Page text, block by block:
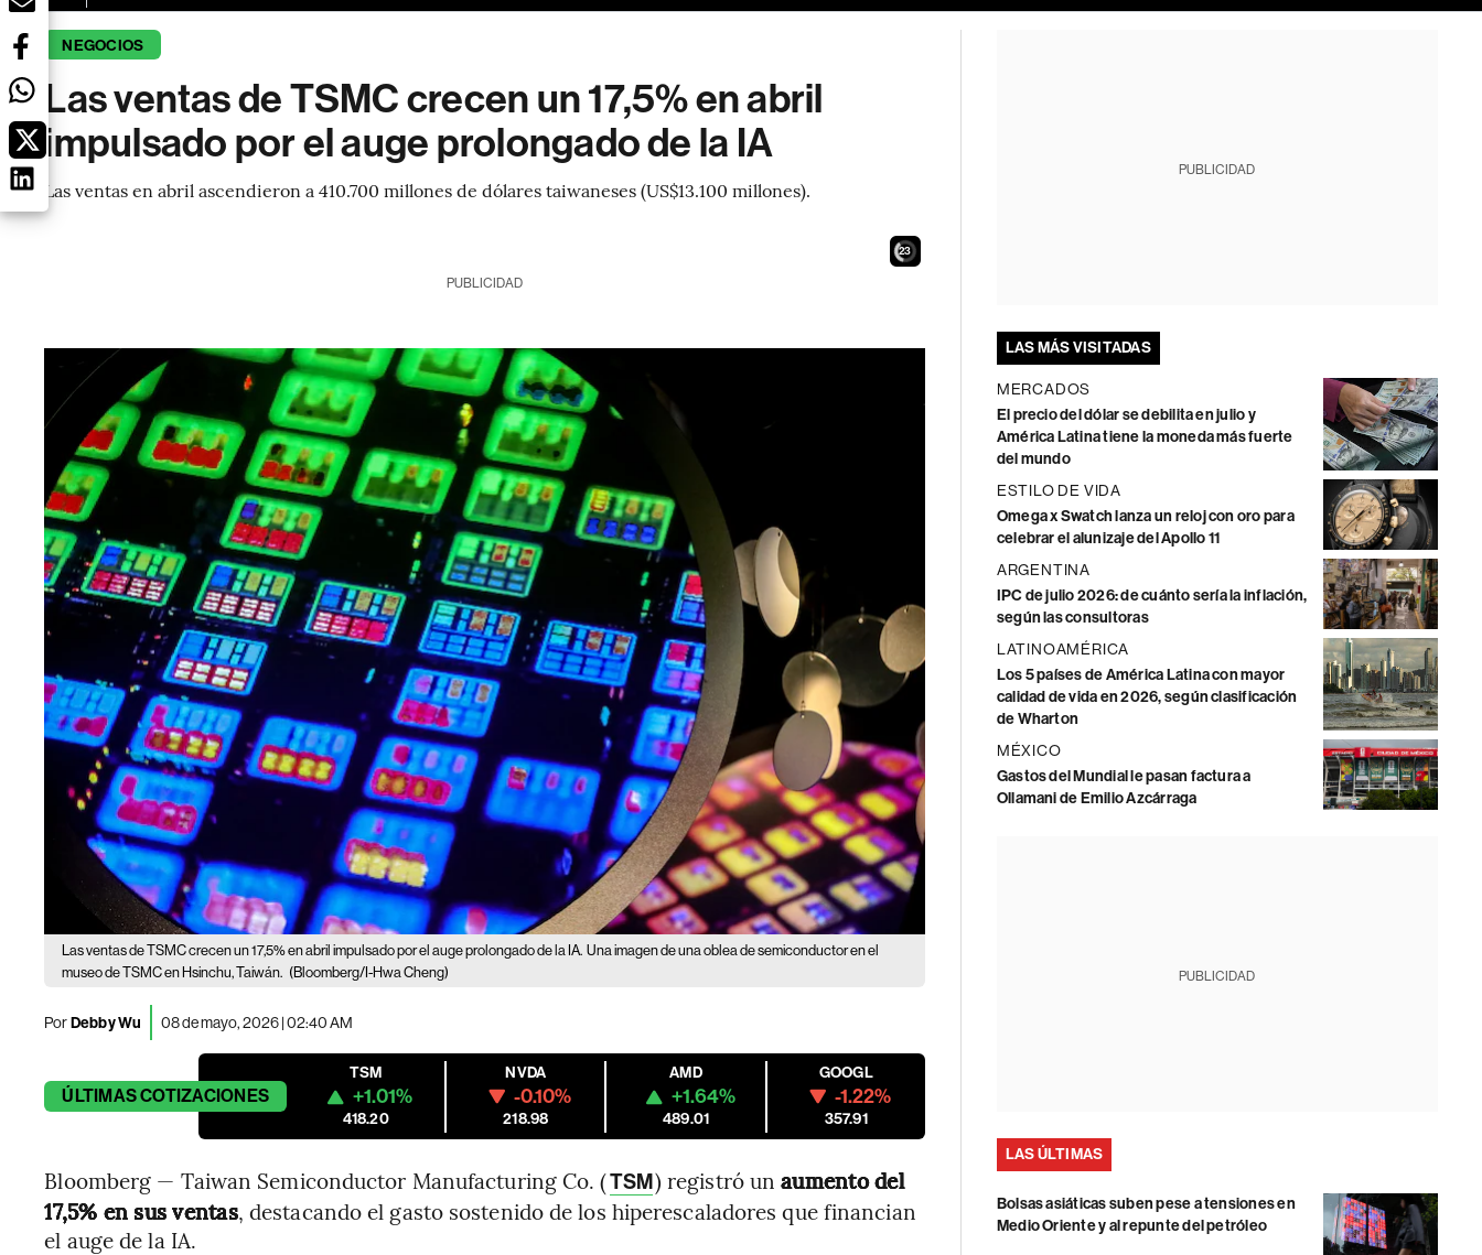
NEGOCIOS
Las ventas de TSMC crecen un 17,5% en abril
impulsado por el auge prolongado de la IA
Las ventas en abril ascendieron a 410.700 millones de dólares taiwaneses (US$13.100 millones).
21
PUBLICIDAD
Las ventas de TSMC crecen un 17,5% en abril impulsado por el auge prolongado de la IA. Una imagen de una oblea de semiconductor en el
museo de TSMC en Hsinchu, Taiwán. (Bloomberg/I-Hwa Cheng)
PorDebby Wu 08 de mayo, 2026 | 02:40 AM
ÚLTIMASCOTIZACIONES
TSM
+1.01%
418.20
NVDA
-0.10%
218.98
AMD
+1.64%
489.01
GOOGL
-1.22%
357.91
Bloomberg — Taiwan Semiconductor Manufacturing Co. (TSM) registró unaumento del
17,5% en sus ventas, destacando el gasto sostenido de los hiperescaladores que financian
el auge de la IA.
PUBLICIDAD
LAS MÁS VISITADAS
MERCADOS
El precio del dólar se debilita en julio y
América Latina tiene la moneda más fuerte
del mundo
ESTILO DE VIDA
Omega x Swatch lanza un reloj con oro para
celebrar el alunizaje del Apollo 11
ARGENTINA
IPC de julio 2026: de cuánto sería la inflación,
según las consultoras
LATINOAMÉRICA
Los 5 países de América Latina con mayor
calidad de vida en 2026, según clasificación
de Wharton
MÉXICO
Gastos del Mundial le pasan factura a
Ollamani de Emilio Azcárraga
PUBLICIDAD
LAS ÚLTIMAS
Bolsas asiáticas suben pese a tensiones en
Medio Oriente y al repunte del petróleo